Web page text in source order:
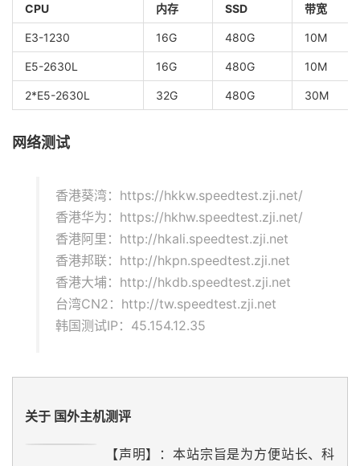
CPU 内存 SSD 带宽
E3-1230 16G 480G 10M
E5-2630L 16G 480G 10M
2*E5-2630L 32G 480G 30M
网络测试
香港葵湾：https://hkkw.speedtest.zji.net/
香港华为：https://hkhw.speedtest.zji.net/
香港阿里：http://hkali.speedtest.zji.net
香港邦联：http://hkpn.speedtest.zji.net
香港大埔：http://hkdb.speedtest.zji.net
台湾CN2：http://tw.speedtest.zji.net
韩国测试IP：45.154.12.35
关于 国外主机测评
【声明】：本站宗旨是为方便站长、科